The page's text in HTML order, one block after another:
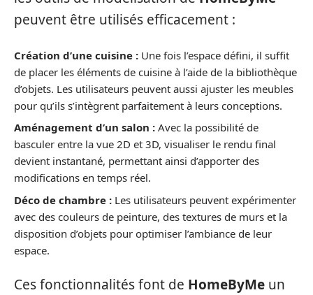
peuvent être utilisés efficacement :
Création d’une cuisine : Une fois l’espace défini, il suffit
de placer les éléments de cuisine à l’aide de la bibliothèque
d’objets. Les utilisateurs peuvent aussi ajuster les meubles
pour qu’ils s’intègrent parfaitement à leurs conceptions.
Aménagement d’un salon : Avec la possibilité de
basculer entre la vue 2D et 3D, visualiser le rendu final
devient instantané, permettant ainsi d’apporter des
modifications en temps réel.
Déco de chambre : Les utilisateurs peuvent expérimenter
avec des couleurs de peinture, des textures de murs et la
disposition d’objets pour optimiser l’ambiance de leur
espace.
Ces fonctionnalités font de HomeByMe un